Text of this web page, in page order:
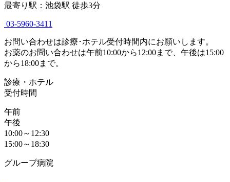
最寄り駅：池袋駅 徒歩3分
03-5960-3411
お問い合わせは診療･ホテル受付時間内にお願いします。
お薬のお問い合わせは午前10:00から12:00まで、午後は15:00
から18:00まで。
診療・ホテル
受付時間
午前
午後
10:00～12:30
15:00～18:30
グループ病院